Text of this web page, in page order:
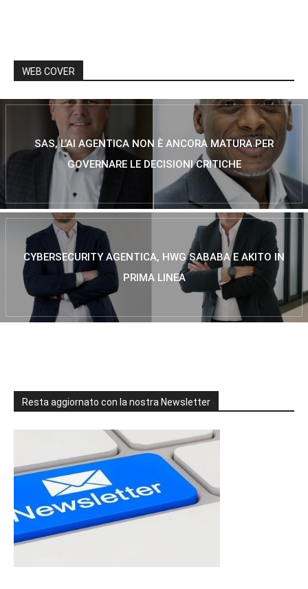
WEB COVER
SAS, L’AI AGENTICA NON È ANCORA MATURA PER
GOVERNARE LE DECISIONI CRITICHE
CYBERSECURITY AGENTICA, HWG SABABA E AKITO IN
PRIMA LINEA
Resta aggiornato con la nostra Newsletter